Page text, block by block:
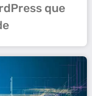
que